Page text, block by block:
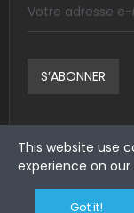
S’ABONNER
This website use
experience on our
Got it!